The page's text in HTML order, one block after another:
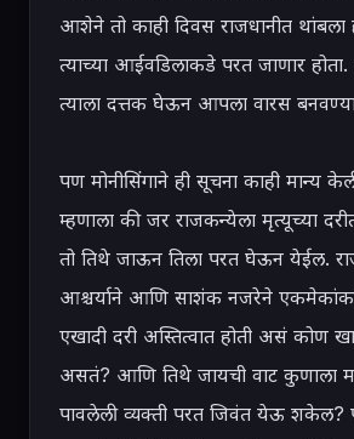
आशेने तो काही दिवस राजधानीत थांबला
त्याच्या आईवडिलाकडे परत जाणार होता.
त्याला दत्तक घेऊन आपला वारस
पण मोनीसिंगाने ही सूचना काही मान्य
म्हणाला की जर राजकन्येला मृत्यूच्या
तो तिथे जाऊन तिला परत घेऊन येईल.
आश्चर्याने आणि साशंक नजरेने
एखादी दरी अस्तित्वात होती असं कोण
असतं? आणि तिथे जायची वाट कुणाला
पावलेली व्यक्ती परत जिवंत येऊ शकेल?